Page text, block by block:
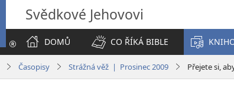
Svědkové Jehovovi
DOMŮ
CO ŘÍKÁ BIBLE
Časopisy Strážná věž | Prosinec 2009 Přejete si,